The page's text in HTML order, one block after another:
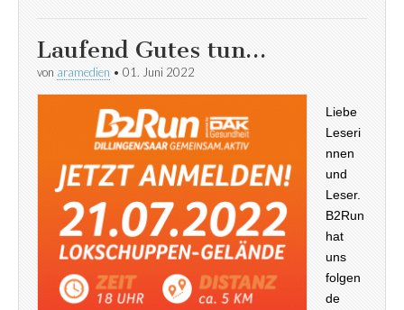
Laufend Gutes tun…
von aramedien • 01. Juni 2022
Liebe
Leseri
nnen
und
Leser.
B2Run
hat
uns
folgen
de